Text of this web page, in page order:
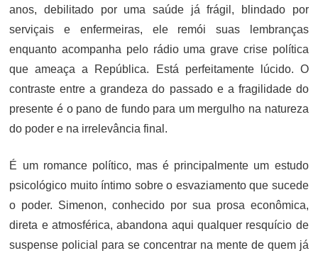
anos, debilitado por uma saúde já frágil, blindado por
serviçais e enfermeiras, ele remói suas lembranças
enquanto acompanha pelo rádio uma grave crise política
que ameaça a República. Está perfeitamente lúcido. O
contraste entre a grandeza do passado e a fragilidade do
presente é o pano de fundo para um mergulho na natureza
do poder e na irrelevância final.
É um romance político, mas é principalmente um estudo
psicológico muito íntimo sobre o esvaziamento que sucede
o poder. Simenon, conhecido por sua prosa econômica,
direta e atmosférica, abandona aqui qualquer resquício de
suspense policial para se concentrar na mente de quem já